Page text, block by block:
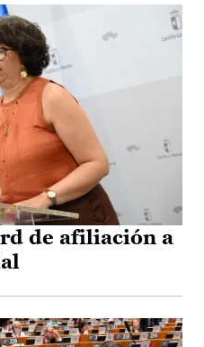
de afiliación a